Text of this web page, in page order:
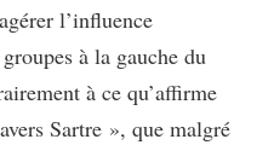
l’influence
à la gauche du
à ce qu’affirme
Sartre », que malgré